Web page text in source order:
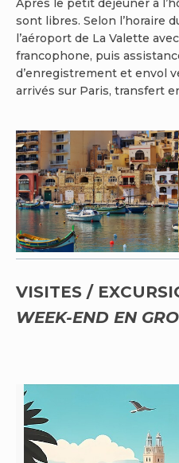
Après le petit déjeuner à
sont libres. Selon l’horaire
l’aéroport de La Valette
francophone, puis
d’enregistrement et envol
arrivés sur Paris, transfert
VISITES /
WEEK-END EN